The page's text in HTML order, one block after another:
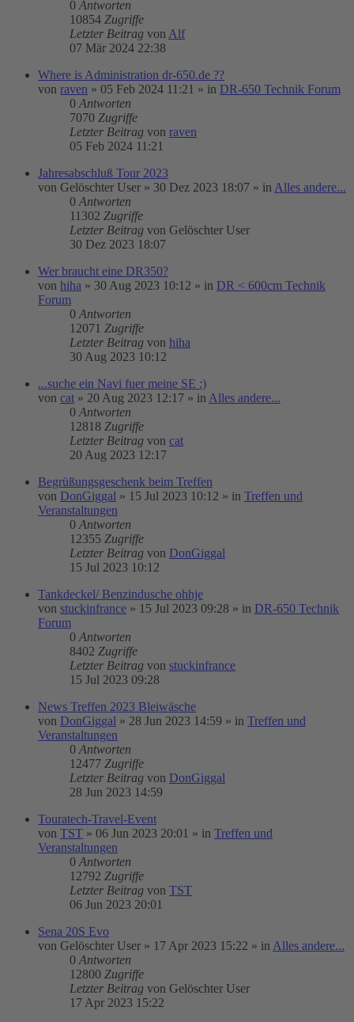
0 Antworten
10854 Zugriffe
Letzter Beitrag von Alf
07 Mär 2024 22:38
Where is Administration dr-650.de ??
von raven » 05 Feb 2024 11:21 » in DR-650 Technik Forum
0 Antworten
7070 Zugriffe
Letzter Beitrag von raven
05 Feb 2024 11:21
Jahresabschluß Tour 2023
von Gelöschter User » 30 Dez 2023 18:07 » in Alles andere...
0 Antworten
11302 Zugriffe
Letzter Beitrag von Gelöschter User
30 Dez 2023 18:07
Wer braucht eine DR350?
von hiha » 30 Aug 2023 10:12 » in DR < 600cm Technik
Forum
0 Antworten
12071 Zugriffe
Letzter Beitrag von hiha
30 Aug 2023 10:12
...suche ein Navi fuer meine SE :)
von cat » 20 Aug 2023 12:17 » in Alles andere...
0 Antworten
12818 Zugriffe
Letzter Beitrag von cat
20 Aug 2023 12:17
Begrüßungsgeschenk beim Treffen
von DonGiggal » 15 Jul 2023 10:12 » in Treffen und
Veranstaltungen
0 Antworten
12355 Zugriffe
Letzter Beitrag von DonGiggal
15 Jul 2023 10:12
Tankdeckel/ Benzindusche ohhje
von stuckinfrance » 15 Jul 2023 09:28 » in DR-650 Technik
Forum
0 Antworten
8402 Zugriffe
Letzter Beitrag von stuckinfrance
15 Jul 2023 09:28
News Treffen 2023 Bleiwäsche
von DonGiggal » 28 Jun 2023 14:59 » in Treffen und
Veranstaltungen
0 Antworten
12477 Zugriffe
Letzter Beitrag von DonGiggal
28 Jun 2023 14:59
Touratech-Travel-Event
von TST » 06 Jun 2023 20:01 » in Treffen und
Veranstaltungen
0 Antworten
12792 Zugriffe
Letzter Beitrag von TST
06 Jun 2023 20:01
Sena 20S Evo
von Gelöschter User » 17 Apr 2023 15:22 » in Alles andere...
0 Antworten
12800 Zugriffe
Letzter Beitrag von Gelöschter User
17 Apr 2023 15:22